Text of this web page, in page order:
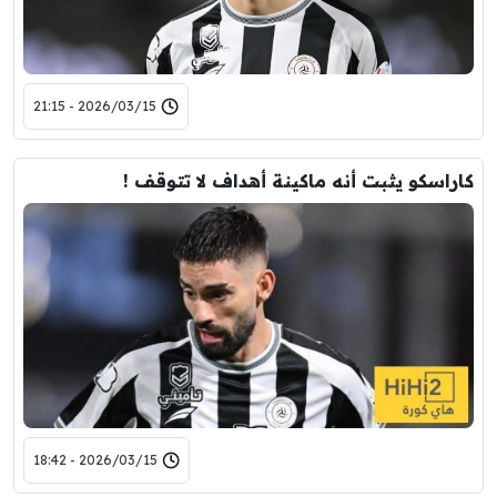
2026/03/15 - 21:15
كاراسكو يثبت أنه ماكينة أهداف لا تتوقف !
2026/03/15 - 18:42